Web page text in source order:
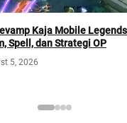
Kaja Mobile
Spell, dan Strategi OP
5, 2026